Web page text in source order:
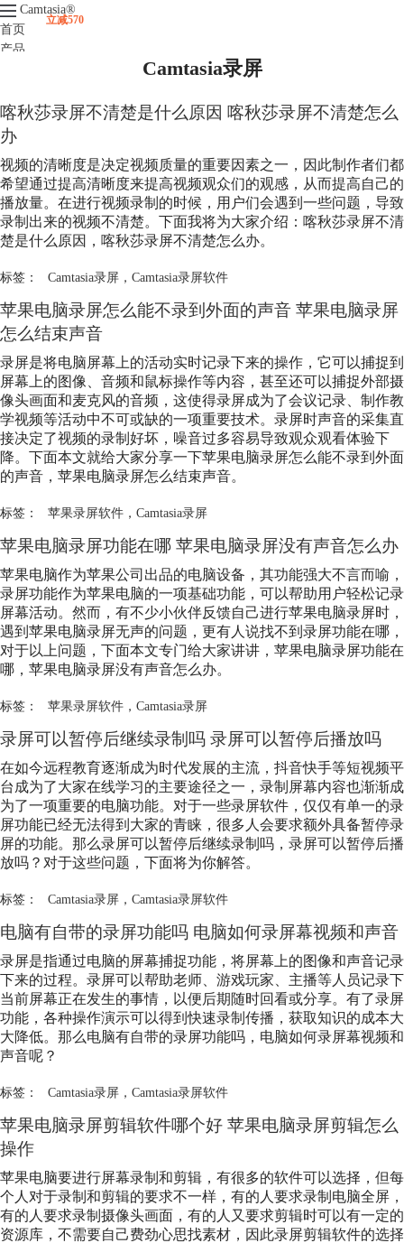
Camtasia®
首页
产品
立减570
服务支持
视频课程
Camtasia录屏
喀秋莎录屏不清楚是什么原因 喀秋莎录屏不清楚怎么
办
视频的清晰度是决定视频质量的重要因素之一，因此制作者们都
希望通过提高清晰度来提高视频观众们的观感，从而提高自己的
播放量。在进行视频录制的时候，用户们会遇到一些问题，导致
录制出来的视频不清楚。下面我将为大家介绍：喀秋莎录屏不清
楚是什么原因，喀秋莎录屏不清楚怎么办。
标签： Camtasia录屏， Camtasia录屏软件
苹果电脑录屏怎么能不录到外面的声音 苹果电脑录屏
怎么结束声音
录屏是将电脑屏幕上的活动实时记录下来的操作，它可以捕捉到
屏幕上的图像、音频和鼠标操作等内容，甚至还可以捕捉外部摄
像头画面和麦克风的音频，这使得录屏成为了会议记录、制作教
学视频等活动中不可或缺的一项重要技术。录屏时声音的采集直
接决定了视频的录制好坏，噪音过多容易导致观众观看体验下
降。下面本文就给大家分享一下苹果电脑录屏怎么能不录到外面
的声音，苹果电脑录屏怎么结束声音。
标签： 苹果录屏软件， Camtasia录屏
苹果电脑录屏功能在哪 苹果电脑录屏没有声音怎么办
苹果电脑作为苹果公司出品的电脑设备，其功能强大不言而喻，
录屏功能作为苹果电脑的一项基础功能，可以帮助用户轻松记录
屏幕活动。然而，有不少小伙伴反馈自己进行苹果电脑录屏时，
遇到苹果电脑录屏无声的问题，更有人说找不到录屏功能在哪，
对于以上问题，下面本文专门给大家讲讲，苹果电脑录屏功能在
哪，苹果电脑录屏没有声音怎么办。
标签： 苹果录屏软件， Camtasia录屏
录屏可以暂停后继续录制吗 录屏可以暂停后播放吗
在如今远程教育逐渐成为时代发展的主流，抖音快手等短视频平
台成为了大家在线学习的主要途径之一，录制屏幕内容也渐渐成
为了一项重要的电脑功能。对于一些录屏软件，仅仅有单一的录
屏功能已经无法得到大家的青睐，很多人会要求额外具备暂停录
屏的功能。那么录屏可以暂停后继续录制吗，录屏可以暂停后播
放吗？对于这些问题，下面将为你解答。
标签： Camtasia录屏， Camtasia录屏软件
电脑有自带的录屏功能吗 电脑如何录屏幕视频和声音
录屏是指通过电脑的屏幕捕捉功能，将屏幕上的图像和声音记录
下来的过程。录屏可以帮助老师、游戏玩家、主播等人员记录下
当前屏幕正在发生的事情，以便后期随时回看或分享。有了录屏
功能，各种操作演示可以得到快速录制传播，获取知识的成本大
大降低。那么电脑有自带的录屏功能吗，电脑如何录屏幕视频和
声音呢？
标签： Camtasia录屏， Camtasia录屏软件
苹果电脑录屏剪辑软件哪个好 苹果电脑录屏剪辑怎么
操作
苹果电脑要进行屏幕录制和剪辑，有很多的软件可以选择，但每
个人对于录制和剪辑的要求不一样，有的人要求录制电脑全屏，
有的人要求录制摄像头画面，有的人又要求剪辑时可以有一定的
资源库，不需要自己费劲心思找素材，因此录屏剪辑软件的选择